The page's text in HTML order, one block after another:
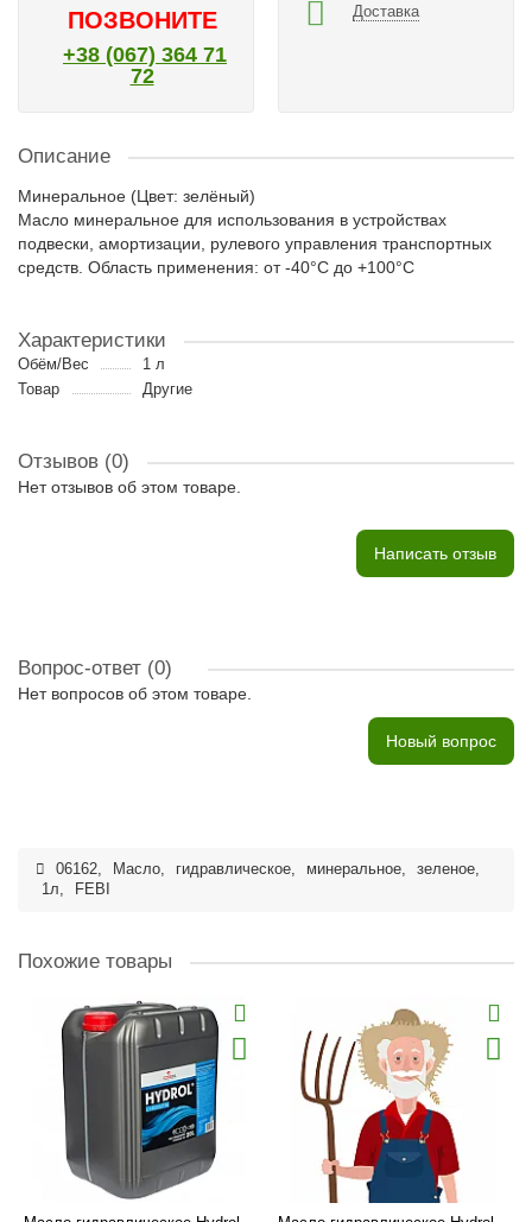
ПОЗВОНИТЕ
+38 (067) 364 71
72
Доставка
Описание
Минеральное (Цвет: зелёный)
Масло минеральное для использования в устройствах
подвески, амортизации, рулевого управления транспортных
средств. Область применения: от -40°С до +100°С
Характеристики
Обём/Вес
1 л
Товар
Другие
Отзывов (0)
Нет отзывов об этом товаре.
Написать отзыв
Вопрос-ответ (0)
Нет вопросов об этом товаре.
Новый вопрос
06162, Масло, гидравлическое, минеральное, зеленое,
1л, FEBI
Похожие товары